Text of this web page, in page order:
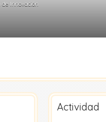
de Innovación
Actividad